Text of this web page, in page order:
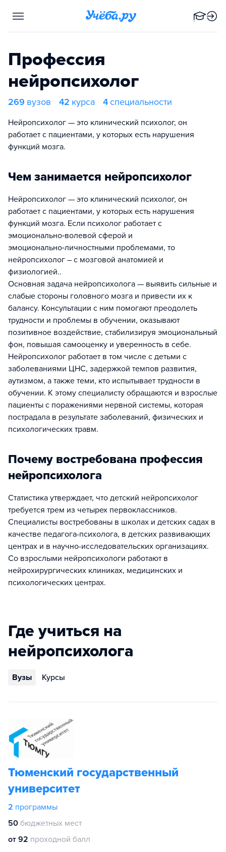
Профессия
нейропсихолог
269 вузов 42 курса 4специальности
Нейропсихолог — это клинический психолог, он
работает с пациентами, у которых есть нарушения
функций мозга.
Чем занимается нейропсихолог
Нейропсихолог — это клинический психолог, он
работает с пациентами, у которых есть нарушения
функций мозга. Если психолог работает с
эмоционально‑волевой сферой и
эмоционально‑личностными проблемами, то
нейропсихолог – с мозговой анатомией и
физиологией..
Основная задача нейропсихолога — выявить сильные и
слабые стороны головного мозга и привести их к
балансу. Консультации с ним помогают преодолеть
трудности и проблемы в обучении, оказывают
позитивное воздействие, стабилизируя эмоциональный
фон, повышая самооценку и уверенность в себе.
Нейропсихолог работает в том числе с детьми с
заболеваниями ЦНС, задержкой темпов развития,
аутизмом, а также теми, кто испытывает трудности в
обучении. К этому специалисту обращаются и взрослые
пациенты с поражениями нервной системы, которая
пострадала в результате заболеваний, физических и
психологических травм.
Почему востребована профессия
нейропсихолога
Статистика утверждает, что детский нейропсихолог
требуется трем из четырех первоклассников.
Специалисты востребованы в школах и детских садах в
качестве педагога-психолога, в детских развивающих
центрах и в научно-исследовательских организациях.
Со взрослыми нейропсихологи работают в
нейрохирургических клиниках, медицинских и
психологических центрах.
Где учиться на
нейропсихолога
Вузы Курсы
Тюменский государственный
университет
2 программы
50 бюджетных мест
от 92 проходной балл